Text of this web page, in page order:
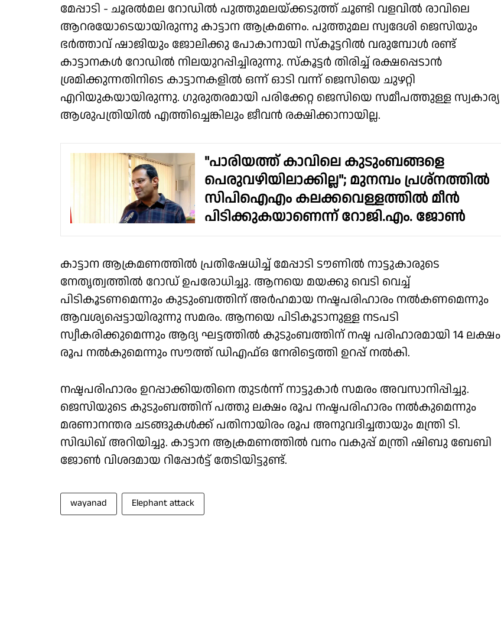
മേപ്പാടി - ചൂരൽമല റോഡിൽ പുത്തുമലയ്ക്കടുത്ത് ചൂണ്ടി വളവിൽ രാവിലെ
ആറരയോടെയായിരുന്നു കാട്ടാന ആക്രമണം. പുത്തുമല സ്വദേശി ജെസിയും
ഭർത്താവ് ഷാജിയും ജോലിക്കു പോകാനായി സ്കൂട്ടറിൽ വരുമ്പോൾ രണ്ട്
കാട്ടാനകൾ റോഡിൽ നിലയുറപ്പിച്ചിരുന്നു. സ്കൂട്ടർ തിരിച്ച് രക്ഷപ്പെടാൻ
ശ്രമിക്കുന്നതിനിടെ കാട്ടാനകളിൽ ഒന്ന് ഓടി വന്ന് ജെസിയെ ചുഴറ്റി
എറിയുകയായിരുന്നു. ഗുരുതരമായി പരിക്കേറ്റ ജെസിയെ സമീപത്തുള്ള സ്വകാര്യ
ആശുപത്രിയിൽ എത്തിച്ചെങ്കിലും ജീവൻ രക്ഷിക്കാനായില്ല.
"പാരിയത്ത് കാവിലെ കുടുംബങ്ങളെ
പെരുവഴിയിലാക്കില്ല"; മുനമ്പം പ്രശ്നത്തിൽ
സിപിഐഎം കലക്കവെള്ളത്തിൽ മീൻ
പിടിക്കുകയാണെന്ന് റോജി.എം. ജോൺ
കാട്ടാന ആക്രമണത്തിൽ പ്രതിഷേധിച്ച് മേപ്പാടി ടൗണിൽ നാട്ടുകാരുടെ
നേതൃത്വത്തിൽ റോഡ് ഉപരോധിച്ചു. ആനയെ മയക്കു വെടി വെച്ച്
പിടികൂടണമെന്നും കുടുംബത്തിന് അർഹമായ നഷ്ടപരിഹാരം നൽകണമെന്നും
ആവശ്യപ്പെട്ടായിരുന്നു സമരം. ആനയെ പിടികൂടാനുള്ള നടപടി
സ്വീകരിക്കുമെന്നും ആദ്യ ഘട്ടത്തിൽ കുടുംബത്തിന് നഷ്ട പരിഹാരമായി 14 ലക്ഷം
രൂപ നൽകുമെന്നും സൗത്ത് ഡിഎഫ്ഒ നേരിട്ടെത്തി ഉറപ്പ് നൽകി.
നഷ്ടപരിഹാരം ഉറപ്പാക്കിയതിനെ തുടർന്ന് നാട്ടുകാർ സമരം അവസാനിപ്പിച്ചു.
ജെസിയുടെ കുടുംബത്തിന് പത്തു ലക്ഷം രൂപ നഷ്ടപരിഹാരം നൽകുമെന്നും
മരണാനന്തര ചടങ്ങുകൾക്ക് പതിനായിരം രൂപ അനുവദിച്ചതായും മന്ത്രി ടി.
സിദ്ധിഖ് അറിയിച്ചു. കാട്ടാന ആക്രമണത്തിൽ വനം വകുപ്പ് മന്ത്രി ഷിബു ബേബി
ജോൺ വിശദമായ റിപ്പോർട്ട് തേടിയിട്ടുണ്ട്.
wayanad Elephant attack